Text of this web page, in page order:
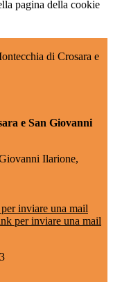
pagina della cookie
di Crosara e
e San Giovanni
Ilarione,
inviare una mail
per inviare una mail